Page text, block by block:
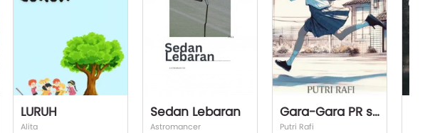
LURUH
Alita
Sedan Lebaran
Astromancer
Gara-Gara PR sekolah
Putri Rafi